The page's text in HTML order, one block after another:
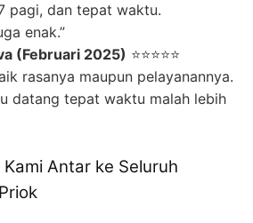
pagi, dan tepat waktu.
enak.”
(Februari 2025) ⭐⭐⭐⭐⭐
rasanya maupun pelayanannya.
datang tepat waktu malah lebih
Antar ke Seluruh